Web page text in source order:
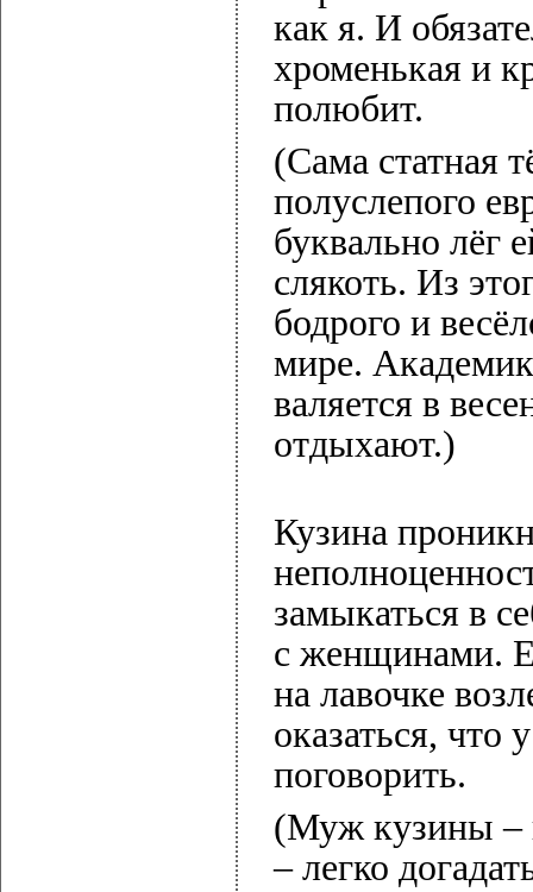
как я. И
хроменькая и
полюбит.
(Сама статная
полуслепого
буквально лёг
слякоть. Из
бодрого и
мире.
валяется в
отдыхают.)
Кузина
замыкаться в
с женщинами.
на лавочке
оказаться, что
поговорить.
(Муж кузины –
– легко